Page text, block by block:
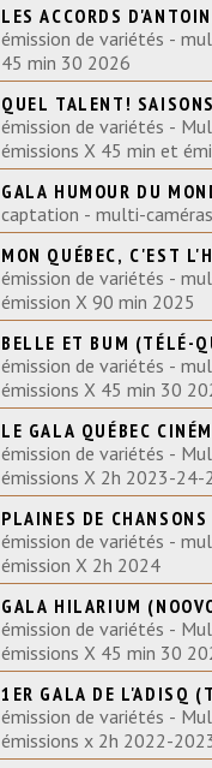
LES ACCORDS
émission de variétés -
45 min 30 2026
QUEL TALENT!
émission de variétés -
émissions X 45 min et
GALA HUMOUR DU
captation - multi-
MON QUÉBEC, C'EST
émission de variétés -
émission X 90 min 2025
BELLE ET BUM (TÉLÉ-
émission de variétés -
émissions X 45 min 30
LE GALA QUÉBEC
émission de variétés -
émissions X 2h 2023-24-
PLAINES DE
émission de variétés -
émission X 2h 2024
GALA HILARIUM
émission de variétés -
émissions X 45 min 30
1ER GALA DE L'ADISQ
émission de variétés -
émissions x 2h 2022-